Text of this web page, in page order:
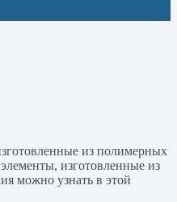
из полимерных
изготовленные из
можно узнать в этой